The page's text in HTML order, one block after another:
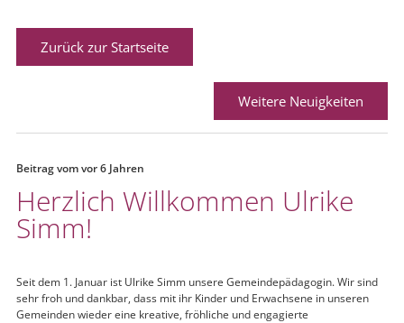
Zurück zur Startseite
Weitere Neuigkeiten
Beitrag vomvor 6 Jahren
Herzlich Willkommen Ulrike
Simm!
Seit dem 1. Januar ist Ulrike Simm unsere Gemeindepädagogin. Wir sind
sehr froh und dankbar, dass mit ihr Kinder und Erwachsene in unseren
Gemeinden wieder eine kreative, fröhliche und engagierte